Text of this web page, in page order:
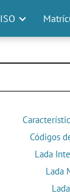
ISO
Códigos
Lada
Lada